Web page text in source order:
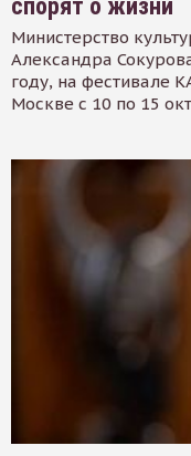
спорят о жизни
Министерство
Александра
году, на фестивале
Москве с 10 по 15